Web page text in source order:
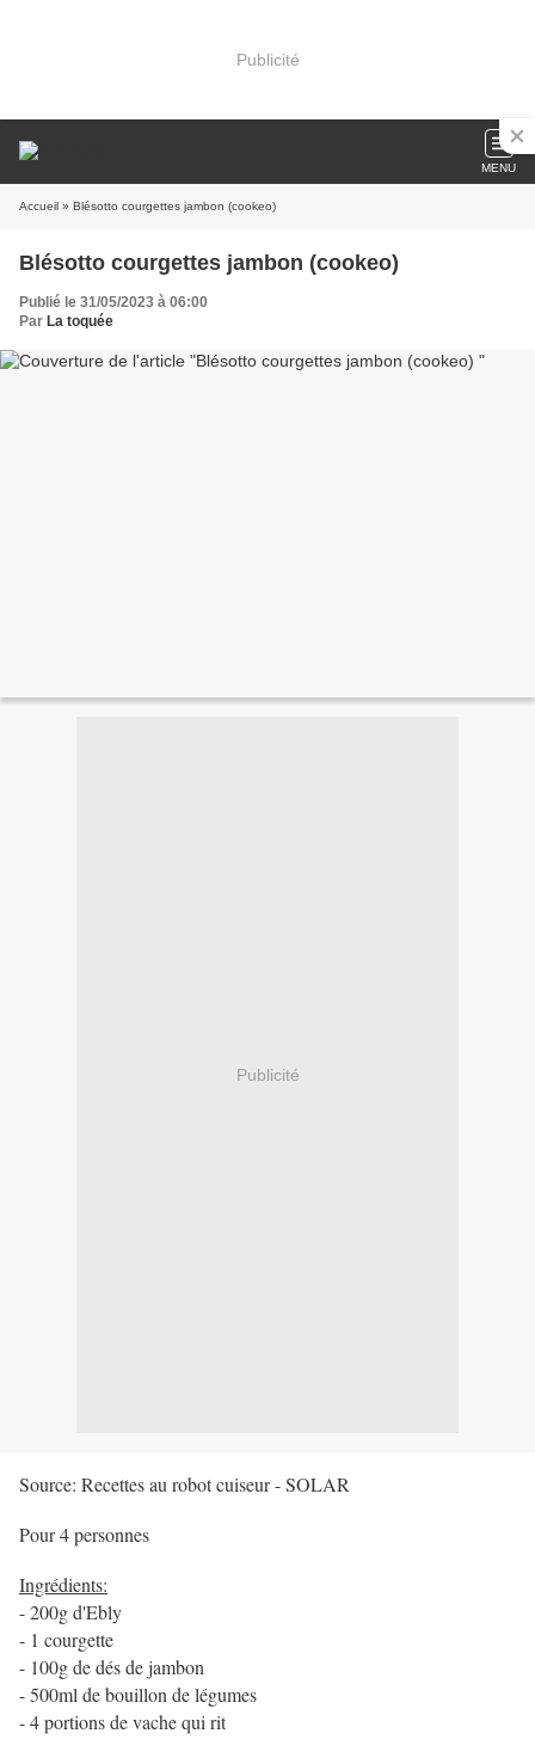
Publicité
MENU
Accueil » Blésotto courgettes jambon (cookeo)
Blésotto courgettes jambon (cookeo)
Publié le 31/05/2023 à 06:00
Par La toquée
Publicité
Source: Recettes au robot cuiseur - SOLAR
Pour 4 personnes
Ingrédients:
- 200g d'Ebly
- 1 courgette
- 100g de dés de jambon
- 500ml de bouillon de légumes
- 4 portions de vache qui rit